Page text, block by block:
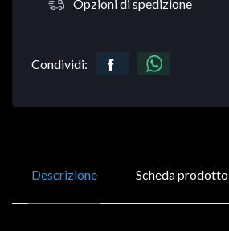
Opzioni di spedizione
Condividi:
Descrizione Scheda prodotto